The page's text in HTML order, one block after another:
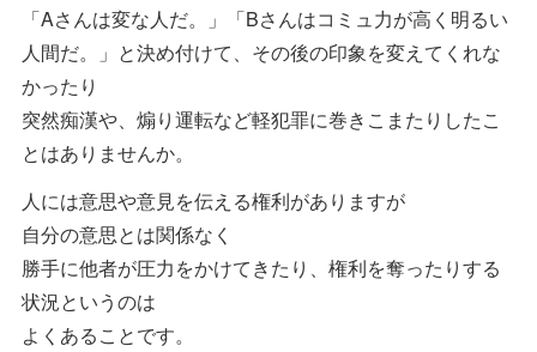
「Aさんは変な人だ。」「Bさんはコミュ力が高く明るい
人間だ。」と決め付けて、その後の印象を変えてくれな
かったり
突然痴漢や、煽り運転など軽犯罪に巻きこまたりしたこ
とはありませんか。
人には意思や意見を伝える権利がありますが
自分の意思とは関係なく
勝手に他者が圧力をかけてきたり、権利を奪ったりする
状況というのは
よくあることです。